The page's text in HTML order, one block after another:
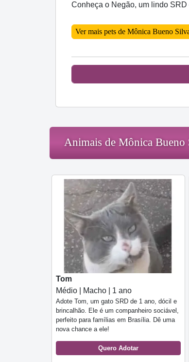
Conheça o Negão, um lindo
Ver mais pets de Mônica Bueno
Animais de Mônica Bueno
Tom
Médio | Macho | 1 ano
Adote Tom, um gato SRD de 1 ano, dócil e
brincalhão. Ele é um companheiro sociável,
perfeito para famílias em Brasília. Dê uma
nova chance a ele!
Quero Adotar